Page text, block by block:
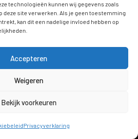
technologieën kunnen wij gegevens zoals
deze site verwerken. Als je geen toestemming
kan dit een nadelige invloed hebben op
Accepteren
Weigeren
Bekijk voorkeuren
Privacyverklaring